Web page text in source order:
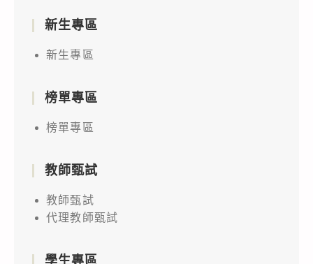
新生專區
新生專區
榜單專區
榜單專區
教師甄試
教師甄試
代理教師甄試
學生專區